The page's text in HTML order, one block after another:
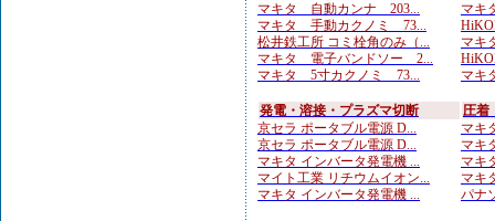
マキタ 自動カンナ 203...
マキタ 手動カクノミ 73...
松井鉄工所 コミ栓角のみ（...
マキタ 電子バンドソー 2...
マキタ 5寸カクノミ 73...
マキ
マキ
マキ
発電・溶接・プラズマ切断
京セラ ポータブル電源 D...
京セラ ポータブル電源 D...
マキタ インバータ発電機 ...
マイト工業 リチウムイオン...
マキタ インバータ発電機 ...
圧着
マキ
マキ
マキ
マキ
パナ